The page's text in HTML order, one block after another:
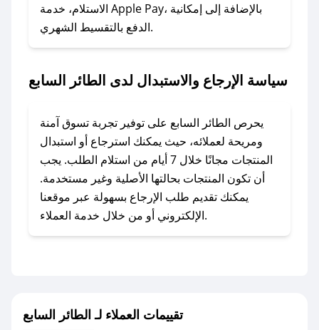
### ماذا أفعل إذا لم أجد كود خصم لمتجري
المفضل؟
مراسلتنا مباشرة وسنعمل على توفير الكوبونات في
### كيف تحصل على كوبونات خصم حصرية من
الطائر السابع؟
للحصول على كوبونات وخصومات حصرية، قم بما
يلي:
- اضغط على أيقونة متابعة لمتجر الطائر السابع في
جديد.
الاستلام، خدمة Apple Pay، بالإضافة إلى إمكانية
الدفع بالتقسيط الشهري.
سياسة الإرجاع والاستبدال لدى الطائر السابع
يحرص الطائر السابع على توفير تجربة تسوق آمنة
ومريحة لعملائه، حيث يمكنك استرجاع أو استبدال
المنتجات مجانًا خلال 7 أيام من استلام الطلب. يجب
أن تكون المنتجات بحالتها الأصلية وغير مستخدمة.
يمكنك تقديم طلب الإرجاع بسهولة عبر موقعنا
الإلكتروني أو من خلال خدمة العملاء.
تقييمات العملاء لـ الطائر السابع